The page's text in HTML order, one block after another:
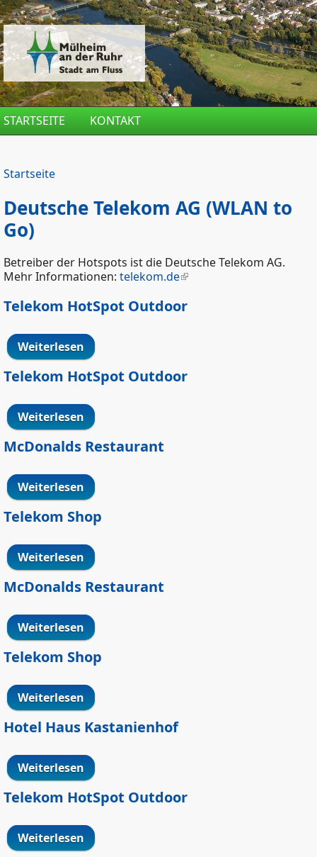
Direkt zum Inhalt
STARTSEITE KONTAKT
Startseite
Deutsche Telekom AG (WLAN to
Go)
Betreiber der Hotspots ist die Deutsche Telekom AG.
Mehr Informationen: telekom.de
Telekom HotSpot Outdoor
Weiterlesen über Telekom HotSpot Outdoor
Telekom HotSpot Outdoor
Weiterlesen über Telekom HotSpot Outdoor
McDonalds Restaurant
Weiterlesen über McDonalds Restaurant
Telekom Shop
Weiterlesen über Telekom Shop
McDonalds Restaurant
Weiterlesen über McDonalds Restaurant
Telekom Shop
Weiterlesen über Telekom Shop
Hotel Haus Kastanienhof
Weiterlesen über Hotel Haus Kastanienhof
Telekom HotSpot Outdoor
Weiterlesen über Telekom HotSpot Outdoor